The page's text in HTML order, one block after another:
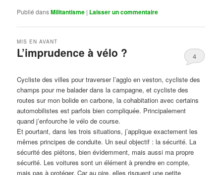
Publié dansMilitantisme | Laisser un commentaire
L’imprudence à vélo ?
MIS EN AVANT
4
Cycliste des villes pour traverser l’agglo en veston, cycliste des
champs pour me balader dans la campagne, et cycliste des
routes sur mon bolide en carbone, la cohabitation avec certains
automobilistes est parfois bien compliquée. Principalement
quand j’enfourche le vélo de course.
Et pourtant, dans les trois situations, j’applique exactement les
mêmes principes de conduite. Un seul objectif : la sécurité. La
sécurité des piétons, bien évidemment, mais aussi ma propre
sécurité. Les voitures sont un élément à prendre en compte,
mais pas à protéger. Car au pire, elles risquent une petite